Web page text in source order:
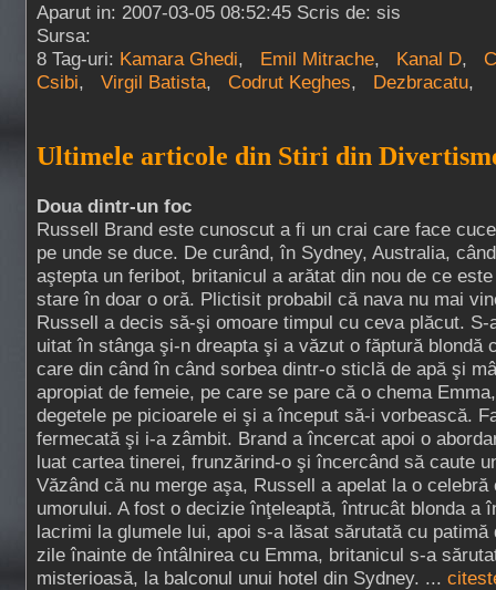
Aparut in: 2007-03-05 08:52:45 Scris de: sis
Sursa:
8 Tag-uri: Kamara Ghedi, Emil Mitrache, Kanal D,
Csibi, Virgil Batista, Codrut Keghes, Dezbracatu,
Ultimele articole din Stiri din
Doua dintr-un foc
Russell Brand este cunoscut a fi un crai care face
pe unde se duce. De curând, în Sydney, Australia, când
aştepta un feribot, britanicul a arătat din nou de ce
stare în doar o oră. Plictisit probabil că nava nu mai
Russell a decis să-şi omoare timpul cu ceva plăcut. S-
uitat în stânga şi-n dreapta şi a văzut o făptură blondă
care din când în când sorbea dintr-o sticlă de apă şi
apropiat de femeie, pe care se pare că o chema
degetele pe picioarele ei şi a început să-i vorbească.
fermecată şi i-a zâmbit. Brand a încercat apoi o
luat cartea tinerei, frunzărind-o şi încercând să caute
Văzând că nu merge aşa, Russell a apelat la o
umorului. A fost o decizie înţeleaptă, întrucât blonda a
lacrimi la glumele lui, apoi s-a lăsat sărutată cu patimă
zile înainte de întâlnirea cu Emma, britanicul s-a
misterioasă, la balconul unui hotel din Sydney. ...